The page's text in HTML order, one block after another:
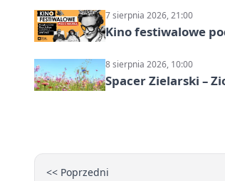
7 sierpnia 2026, 21:00
Kino festiwalowe
8 sierpnia 2026, 10:00
Spacer Zielarski –
<< Poprzedni